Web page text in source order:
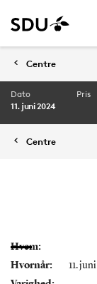
Centre
Dato
11. juni 2024
Pris
Centre
Hvem:
Hvornår:
11.